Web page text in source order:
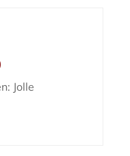
Jolle